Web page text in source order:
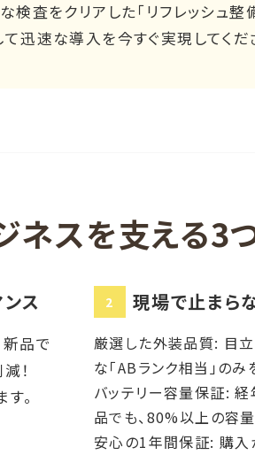
査をクリアした「リフレッシュ
迅速な導入を今すぐ実現してくだ
ネスを支える3
ス
新品で
！
。
2 現場で止まら
厳選した外装品質: 目
な「ABランク相当」のみ
バッテリー容量保証:
品でも、80%以上の容
安心の1年間保証: 購